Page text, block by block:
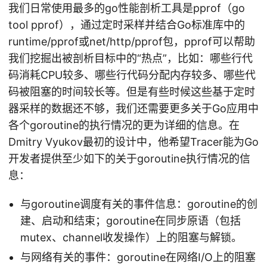
我们日常使用最多的go性能剖析工具是pprof（go
tool pprof），通过定时采样并结合Go标准库中的
runtime/pprof或net/http/pprof包，pprof可以帮助
我们挖掘出被剖析目标中的“热点”，比如：哪些行代
码消耗CPU较多、哪些行代码分配内存较多、哪些代
码被阻塞的时间较长等。但是有些时候这些基于定时
器采样的数据还不够，我们还需要更多关于Go应用中
各个goroutine的执行情况的更为详细的信息。在
Dmitry Vyukov最初的设计中，他希望Tracer能为Go
开发者提供至少如下的关于goroutine执行情况的信
息：
与goroutine调度有关的事件信息：goroutine的创
建、启动和结束；goroutine在同步原语（包括
mutex、channel收发操作）上的阻塞与解锁。
与网络有关的事件：goroutine在网络I/O上的阻塞